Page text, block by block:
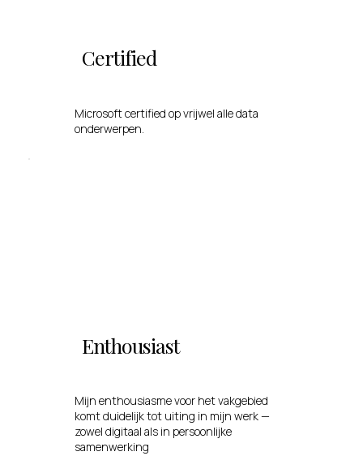
Certified
Microsoft certified op vrijwel alle data
onderwerpen.
Enthousiast
Mijn enthousiasme voor het vakgebied
komt duidelijk tot uiting in mijn werk —
zowel digitaal als in persoonlijke
samenwerking